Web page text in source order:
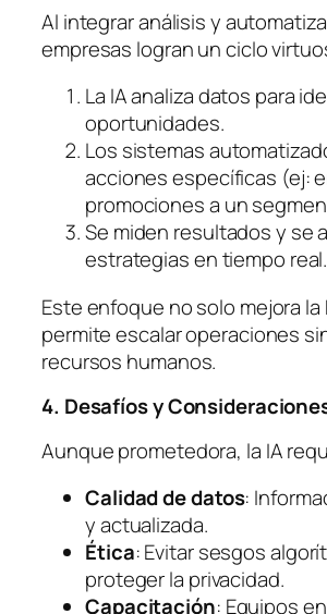
Al integrar análisis y
empresas logran un ciclo
La IA analiza datos para
oportunidades.
Los sistemas
acciones específicas (ej:
promociones a un
Se miden resultados y se
estrategias en tiempo real.
Este enfoque no solo mejora la
permite escalar operaciones
recursos humanos.
4. Desafíos y
Aunque prometedora, la IA
Calidad de datos:
y actualizada.
Ética: Evitar sesgos
proteger la privacidad.
Capacitación: Equipos